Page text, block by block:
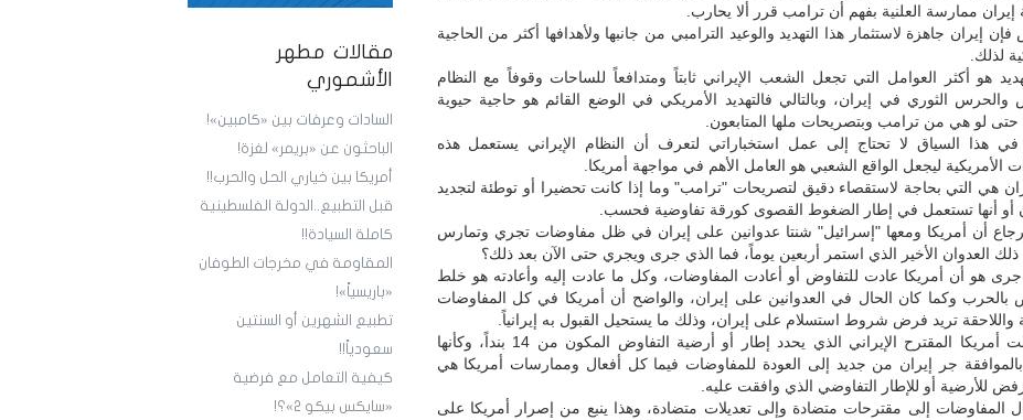
مقالات مطهر
الأشموري
السادات وعرفات بين «كامبين»!
الباحثون عن «بريمر» لغزة!
أمريكا بين خياري الحل والحرب!!
قبل التطبيع..الدولة الفلسطينية
كاملة السيادة!!
المقاومة في مخرجات الطوفان
«باريسياً»!
تطبيع الشهرين أو السنتين
سعودياً!!
كيفية التعامل مع فرضية
«سايكس بيكو 2»؟!
ممارسة العلنية بفهم أن ترامب قرر ألا يحارب.
فإن إيران جاهزة لاستثمار هذا التهديد والوعيد الترامبي من جانبها ولأهدافها أكثر من الحاجية
لذلك.
هو أكثر العوامل التي تجعل الشعب الإيراني ثابتاً ومتدافعاً للساحات وقوفاً مع النظام
والحرس الثوري في إيران، وبالتالي فالتهديد الأمريكي في الوضع القائم هو حاجية حيوية
حتى لو هي من ترامب وبتصريحات ملها المتابعون.
في هذا السياق لا تحتاج إلى عمل استخباراتي لتعرف أن النظام الإيراني يستعمل هذه
الأمريكية ليجعل الواقع الشعبي هو العامل الأهم في مواجهة أمريكا.
هي التي بحاجة لاستقصاء دقيق لتصريحات "ترامب" وما إذا كانت تحضيرا أو توطئة لتجديد
أو أنها تستعمل في إطار الضغوط القصوى كورقة تفاوضية فحسب.
أن أمريكا ومعها "إسرائيل" شنتا عدوانين على إيران في ظل مفاوضات تجري وتمارس
العدوان الأخير الذي استمر أربعين يوماً، فما الذي جرى ويجري حتى الآن بعد ذلك؟
هو أن أمريكا عادت للتفاوض أو أعادت المفاوضات، وكل ما عادت إليه وأعادته هو خلط
بالحرب وكما كان الحال في العدوانين على إيران، والواضح أن أمريكا في كل المفاوضات
واللاحقة تريد فرض شروط استسلام على إيران، وذلك ما يستحيل القبول به إيرانياً.
لقد قبلت أمريكا المقترح الإيراني الذي يحدد إطار أو أرضية التفاوض المكون من 14 بنداً، وكأنها
جر إيران من جديد إلى العودة للمفاوضات فيما كل أفعال وممارسات أمريكا هي
رفض للأرضية أو للإطار التفاوضي الذي وافقت عليه.
المفاوضات إلى مقترحات متضادة وإلى تعديلات متضادة، وهذا ينبع من إصرار أمريكا على